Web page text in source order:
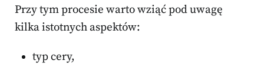
Przy tym procesie warto wziąć pod uwagę
kilka istotnych aspektów:
typ cery,